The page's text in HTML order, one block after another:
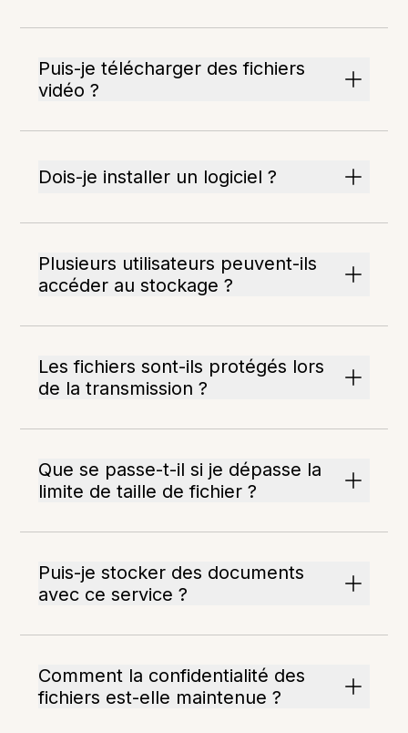
Puis-je télécharger des fichiers
vidéo ?
Dois-je installer un logiciel ?
Plusieurs utilisateurs peuvent-ils
accéder au stockage ?
Les fichiers sont-ils protégés lors
de la transmission ?
Que se passe-t-il si je dépasse la
limite de taille de fichier ?
Puis-je stocker des documents
avec ce service ?
Comment la confidentialité des
fichiers est-elle maintenue ?